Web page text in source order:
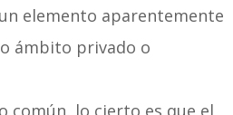
elemento aparentemente
ámbito privado o
común, lo cierto es que el